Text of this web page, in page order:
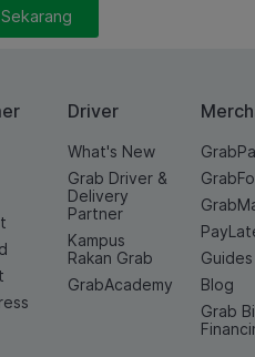
Driver
What's New
Grab Driver &
Delivery
Partner
Kampus
Rakan Grab
GrabAcademy
Guides
Blog
Grab